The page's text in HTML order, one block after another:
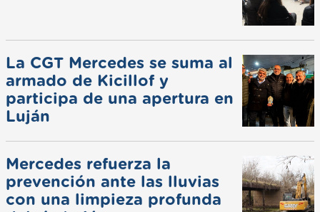
La CGT Mercedes se suma al
armado de Kicillof y
participa de una apertura en
Luján
Mercedes refuerza la
prevención ante las lluvias
con una limpieza profunda